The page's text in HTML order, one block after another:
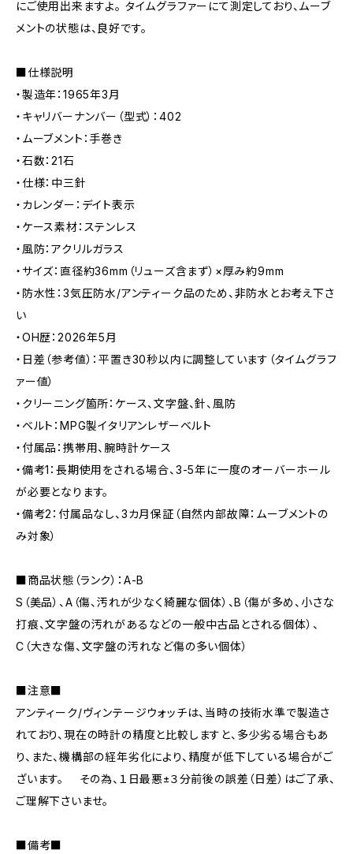
にご使用出来ますよ。 タイムグラファーにて測定しており、ムーブ
メントの状態は、良好です。
■仕様説明
・製造年：1965年3月
・キャリバーナンバー（型式）：402
・ムーブメント：手巻き
・石数：21石
・仕様：中三針
・カレンダー：デイト表示
・ケース素材：ステンレス
・風防：アクリルガラス
・サイズ：直径約36mm（リューズ含まず）×厚み約9mm
・防水性：3気圧防水/アンティーク品のため、非防水とお考え下さ
い
・OH歴：2026年5月
・日差（参考値）：平置き30秒以内に調整しています（タイムグラフ
ァー値）
・クリーニング箇所：ケース、文字盤、針、風防
・ベルト：MPG製イタリアンレザーベルト
・付属品：携帯用、腕時計ケース
・備考1：長期使用をされる場合、3-5年に一度のオーバーホール
が必要となります。
・備考2：付属品なし、3カ月保証（自然内部故障：ムーブメントの
み対象）
■商品状態（ランク）：A-B
S（美品）、A（傷、汚れが少なく綺麗な個体）、B（傷が多め、小さな
打痕、文字盤の汚れがあるなどの一般中古品とされる個体）、
C（大きな傷、文字盤の汚れなど傷の多い個体）
■注意■
アンティーク/ヴィンテージウォッチは、当時の技術水準で製造さ
れており、現在の時計の精度と比較しますと、多少劣る場合もあ
り、また、機構部の経年劣化により、精度が低下している場合がご
ざいます。 その為、１日最悪±３分前後の誤差（日差）はご了承、
ご理解下さいませ。
■備考■